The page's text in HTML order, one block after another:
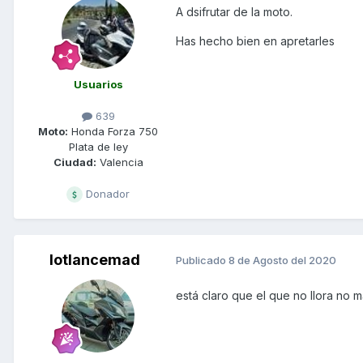
Usuarios
639
Moto: Honda Forza 750
Plata de ley
Ciudad: Valencia
Donador
A dsifrutar de la moto.
Has hecho bien en apretarles
lotlancemad Publicado 8 de Agosto del 2020
está claro que el que no llora no